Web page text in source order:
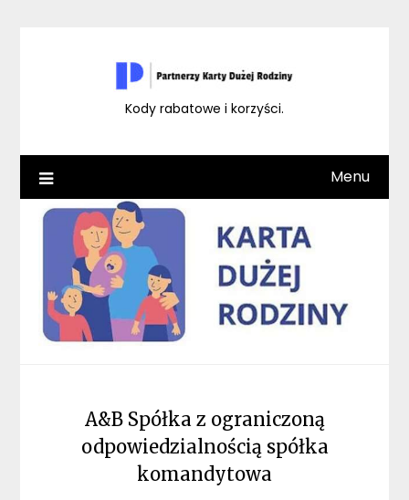
Kody rabatowe i korzyści.
Menu
A&B Spółka z ograniczoną
odpowiedzialnością spółka
komandytowa